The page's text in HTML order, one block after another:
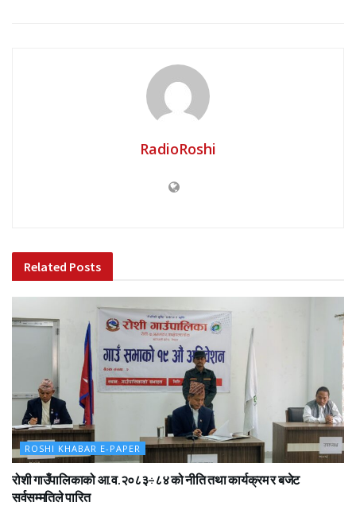
RadioRoshi
Related Posts
ROSHI KHABAR E-PAPER
रोशी गाउँपालिकाको आ.व.२०८३÷८४ को नीति तथा कार्यक्रम र बजेट
सर्वसम्मतिले पारित